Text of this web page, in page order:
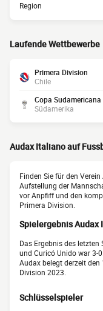
Region
Laufende Wettbewerbe
Primera Division
Chile
Copa Sudamericana
Südamerika
Audax Italiano auf
Finden Sie für den
Aufstellung der
vor Anpfiff und den
Primera Division.
Spielergebnis Audax
Das Ergebnis des
und Curicó Unido war 3-0.
Audax belegt derzeit
Division 2023.
Schlüsselspieler